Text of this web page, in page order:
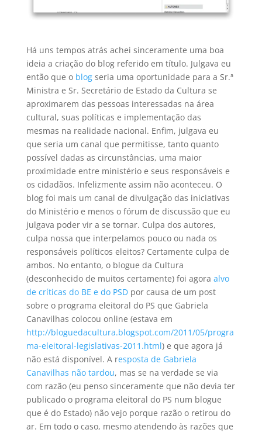
Há uns tempos atrás achei sinceramente uma boa
ideia a criação do blog referido em título. Julgava eu
então que o blogseria uma oportunidade para a Sr.ª
Ministra e Sr. Secretário de Estado da Cultura se
aproximarem das pessoas interessadas na área
cultural, suas políticas e implementação das
mesmas na realidade nacional. Enfim, julgava eu
que seria um canal que permitisse, tanto quanto
possível dadas as circunstâncias, uma maior
proximidade entre ministério e seus responsáveis e
os cidadãos. Infelizmente assim não aconteceu. O
blog foi mais um canal de divulgação das iniciativas
do Ministério e menos o fórum de discussão que eu
julgava poder vir a se tornar. Culpa dos autores,
culpa nossa que interpelamos pouco ou nada os
responsáveis políticos eleitos? Certamente culpa de
ambos. No entanto, o blogue da Cultura
(desconhecido de muitos certamente) foi agora alvo
de críticas do BE e do PSDpor causa de um post
sobre o programa eleitoral do PS que Gabriela
Canavilhas colocou online (estava em
http://bloguedacultura.blogspot.com/2011/05/progra
ma-eleitoral-legislativas-2011.html) e que agora já
não está disponível. A resposta de Gabriela
Canavilhas não tardou, mas se na verdade se via
com razão (eu penso sinceramente que não devia ter
publicado o programa eleitoral do PS num blogue
que é do Estado) não vejo porque razão o retirou do
ar. Em todo o caso, mesmo atendendo às razões que